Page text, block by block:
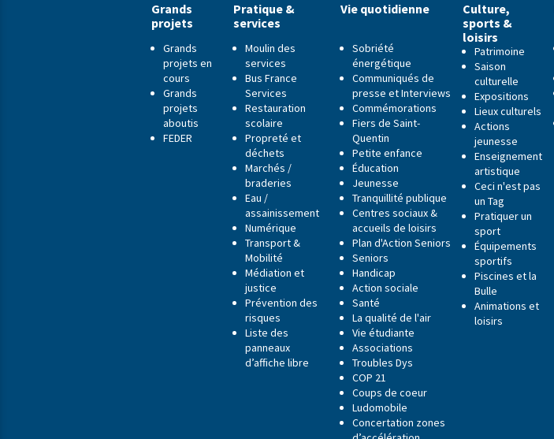
Grands
projets
Grands
projets en
cours
Grands
projets
aboutis
FEDER
Pratique &
services
Moulin des
services
Bus France
Services
Restauration
scolaire
Propreté et
déchets
Marchés /
braderies
Eau /
assainissement
Numérique
Transport &
Mobilité
Médiation et
justice
Prévention des
risques
Liste des
panneaux
d’affiche libre
Vie quotidienne
Sobriété
énergétique
Communiqués de
presse et Interviews
Commémorations
Fiers de Saint-
Quentin
Petite enfance
Éducation
Jeunesse
Tranquillité publique
Centres sociaux &
accueils de loisirs
Plan d'Action Seniors
Seniors
Handicap
Action sociale
Santé
La qualité de l'air
Vie étudiante
Associations
Troubles Dys
COP 21
Coups de coeur
Ludomobile
Concertation zones
Culture,
sports &
loisirs
Patrimoine
Saison
culturelle
Expositions
Lieux culturels
Actions
jeunesse
Enseignement
artistique
Ceci n'est pas
un Tag
Pratiquer un
sport
Équipements
sportifs
Piscines et la
Bulle
Animations et
loisirs